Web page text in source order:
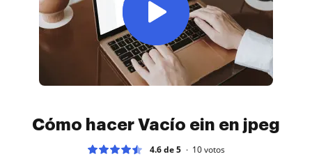
Cómo hacer Vacío ein en jpeg
4.6 de 5 10votos